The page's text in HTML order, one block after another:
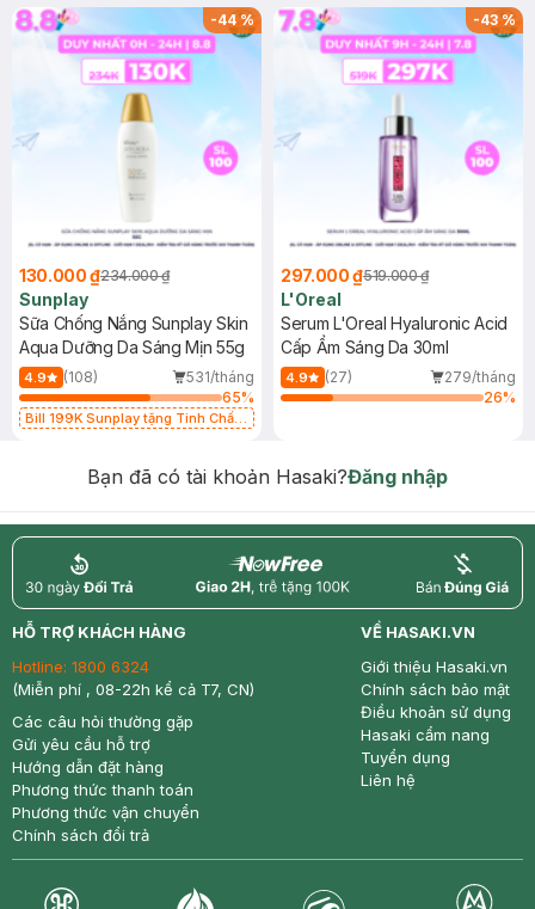
-44%
130.000 ₫234.000 ₫
Sunplay
Sữa Chống Nắng Sunplay Skin
Aqua Dưỡng Da Sáng Mịn 55g
4.9 (108)
531/tháng
65%
Bill 199K Sunplay tặng Tinh Chất
-43%
297.000 ₫519.000 ₫
L'Oreal
Serum L'Oreal Hyaluronic Acid
Cấp Ẩm Sáng Da 30ml
4.9 (27)
279/tháng
26%
Bạn đã có tài khoản Hasaki?Đăng nhập
return nowfree price
HỖ TRỢ KHÁCH HÀNG
Hotline: 1800 6324
(Miễn phí , 08-22h kể cả T7, CN)
Các câu hỏi thường gặp
Gửi yêu cầu hỗ trợ
Hướng dẫn đặt hàng
Phương thức thanh toán
Phương thức vận chuyển
Chính sách đổi trả
VỀ HASAKI.VN
Giới thiệu Hasaki.vn
Chính sách bảo mật
Điều khoản sử dụng
Hasaki cẩm nang
Tuyển dụng
Liên hệ